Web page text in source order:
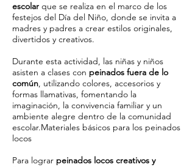
escolar que se realiza en el marco de los
festejos del Día del Niño, donde se invita a
madres y padres a crear estilos originales,
divertidos y creativos.
Durante esta actividad, las niñas y niños
asisten a clases con peinados fuera de lo
común, utilizando colores, accesorios y
formas llamativas, fomentando la
imaginación, la convivencia familiar y un
ambiente alegre dentro de la comunidad
escolar.Materiales básicos para los peinados
locos
Para lograr peinados locos creativos y